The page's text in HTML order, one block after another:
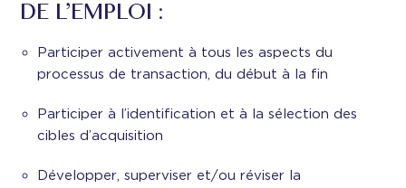
DE L’EMPLOI :
Participer activement à tous les aspects du
processus de transaction, du début à la fin
Participer à l’identification et à la sélection des
cibles d’acquisition
Développer, superviser et/ou réviser la